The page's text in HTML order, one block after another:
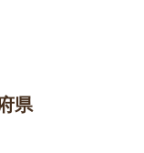
県